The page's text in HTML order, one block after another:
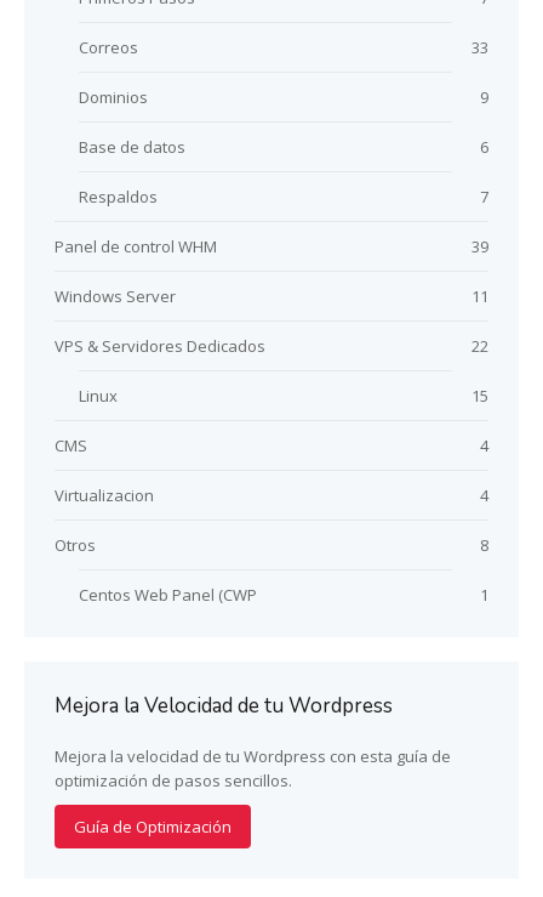
Correos 33
Dominios 9
Base de datos 6
Respaldos 7
Panel de control WHM 39
Windows Server 11
VPS & Servidores Dedicados 22
Linux 15
CMS 4
Virtualizacion 4
Otros 8
Centos Web Panel (CWP 1
Mejora la Velocidad de tu Wordpress
Mejora la velocidad de tu Wordpress con esta guía de
optimización de pasos sencillos.
Guía de Optimización